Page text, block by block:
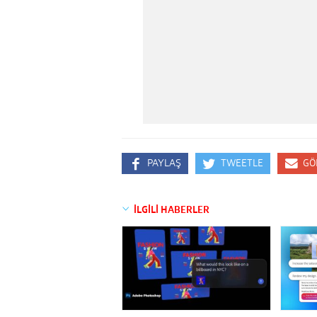
PAYLAŞ TWEETLE
İLGİLİ HABERLER